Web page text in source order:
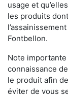
usage et
les produits
Fontbellon.
Note
connaissance
le produit afin
éviter de vous